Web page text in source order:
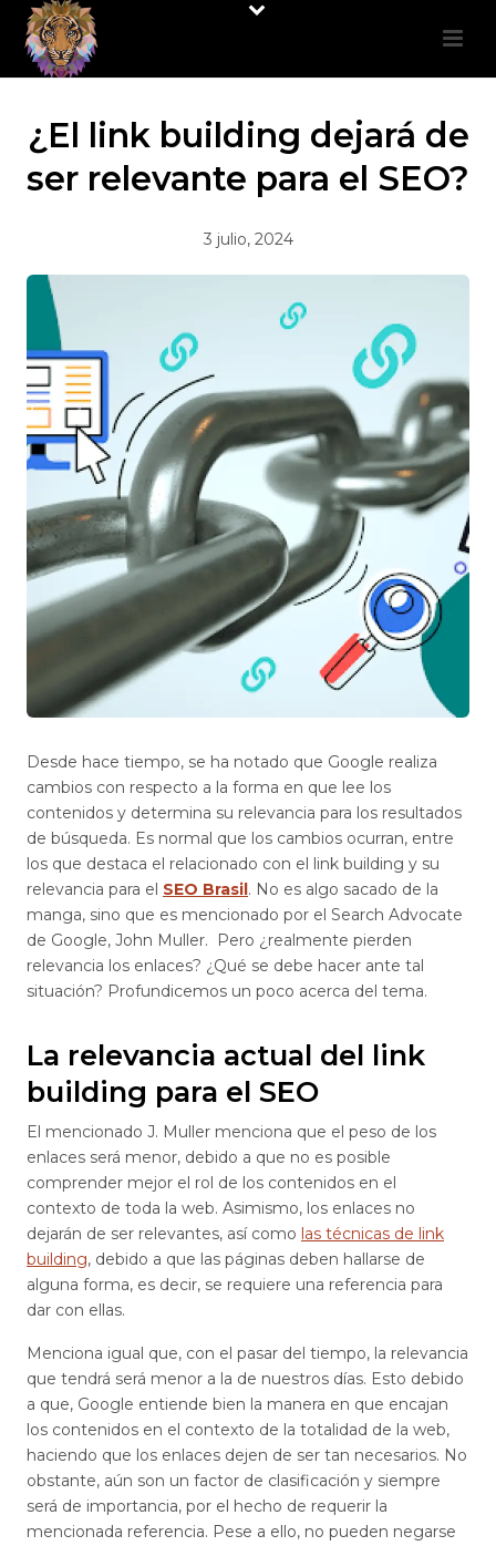
¿El link building dejará de
ser relevante para el SEO?
3 julio, 2024
Desde hace tiempo, se ha notado que Google realiza
cambios con respecto a la forma en que lee los
contenidos y determina su relevancia para los resultados
de búsqueda. Es normal que los cambios ocurran, entre
los que destaca el relacionado con el link building y su
relevancia para el SEO Brasil. No es algo sacado de la
manga, sino que es mencionado por el Search Advocate
de Google, John Muller. Pero ¿realmente pierden
relevancia los enlaces? ¿Qué se debe hacer ante tal
situación? Profundicemos un poco acerca del tema.
La relevancia actual del link
building para el SEO
El mencionado J. Muller menciona que el peso de los
enlaces será menor, debido a que no es posible
comprender mejor el rol de los contenidos en el
contexto de toda la web. Asimismo, los enlaces no
dejarán de ser relevantes, así como las técnicas de link
building, debido a que las páginas deben hallarse de
alguna forma, es decir, se requiere una referencia para
dar con ellas.
Menciona igual que, con el pasar del tiempo, la relevancia
que tendrá será menor a la de nuestros días. Esto debido
a que, Google entiende bien la manera en que encajan
los contenidos en el contexto de la totalidad de la web,
haciendo que los enlaces dejen de ser tan necesarios. No
obstante, aún son un factor de clasificación y siempre
será de importancia, por el hecho de requerir la
mencionada referencia. Pese a ello, no pueden negarse